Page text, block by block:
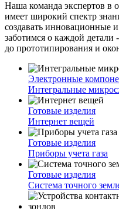
Наша команда экспертов в
имеет широкий спектр
создавать инновационные
заботимся о каждой
до прототипирования и
Электронные
Интегральные
Готовые изделия
Интернет вещей
Готовые изделия
Приборы учета газа
Готовые изделия
Система точного